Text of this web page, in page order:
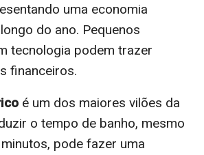
uma economia
do ano. Pequenos
tecnologia podem trazer
financeiros.
é um dos maiores vilões da
o tempo de banho, mesmo
pode fazer uma